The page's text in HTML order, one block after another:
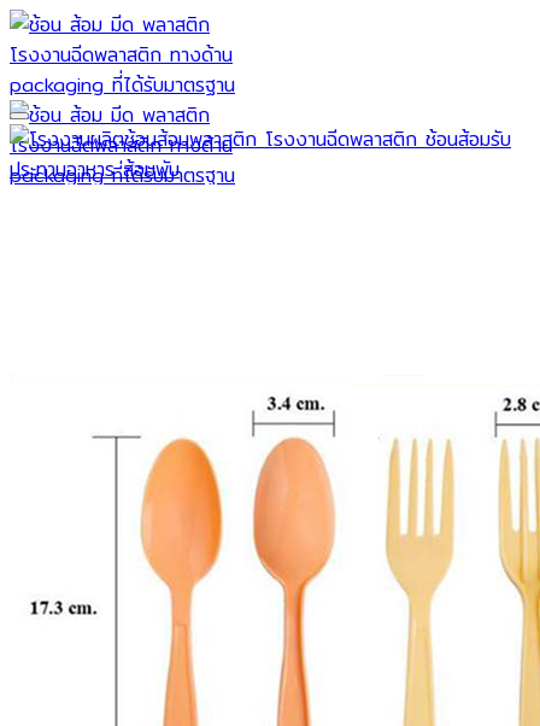
Skip
to
content
ช้อนน้ำปั่น/ช้อนบิงซู
ช้อน ส้อม มีด ขนาด 7 นิ้ว
ช้อนส้อม ขนาด 6 นิ้ว
ลูกค้าของเรา
ทำไมต้องเรา
พลาสติกย่อยสลาย
ติดต่อเรา